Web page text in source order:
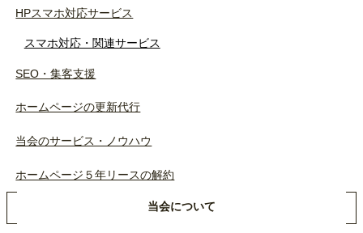
HPスマホ対応サービス
スマホ対応・関連サービス
SEO・集客支援
ホームページの更新代行
当会のサービス・ノウハウ
ホームページ５年リースの解約
当会について